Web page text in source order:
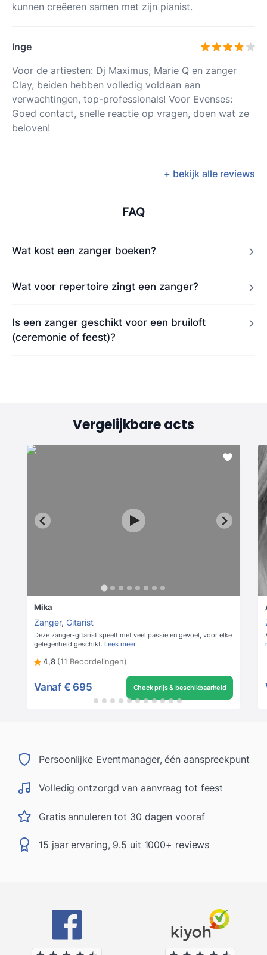
kunnen creëeren samen met zijn pianist.
Inge
Voor de artiesten: Dj Maximus, Marie Q en zanger
Clay, beiden hebben volledig voldaan aan
verwachtingen, top-professionals! Voor Evenses:
Goed contact, snelle reactie op vragen, doen wat ze
beloven!
+ bekijk alle reviews
FAQ
Wat kost een zanger boeken?
Wat voor repertoire zingt een zanger?
Is een zanger geschikt voor een bruiloft
(ceremonie of feest)?
Vergelijkbare acts
Mika
Zanger, Gitarist
Deze zanger-gitarist speelt met veel passie en gevoel, voor elke
gelegenheid geschikt. Lees meer
4,8 (11 Beoordelingen)
Vanaf € 695 Check prijs & beschikbaarheid
Persoonlijke Eventmanager, één aanspreekpunt
Volledig ontzorgd van aanvraag tot feest
Gratis annuleren tot 30 dagen vooraf
15 jaar ervaring, 9.5 uit 1000+ reviews